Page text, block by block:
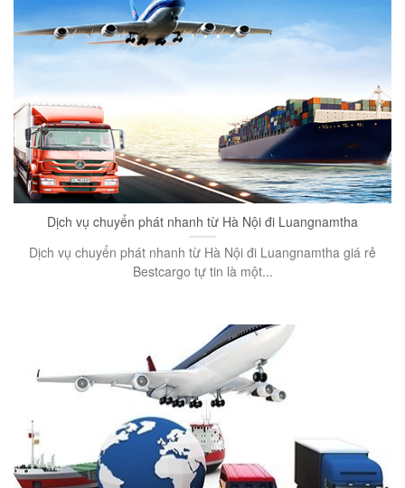
Dịch vụ chuyển phát nhanh từ Hà Nội đi Luangnamtha
Dịch vụ chuyển phát nhanh từ Hà Nội đi Luangnamtha giá rẻ
Bestcargo tự tin là một...